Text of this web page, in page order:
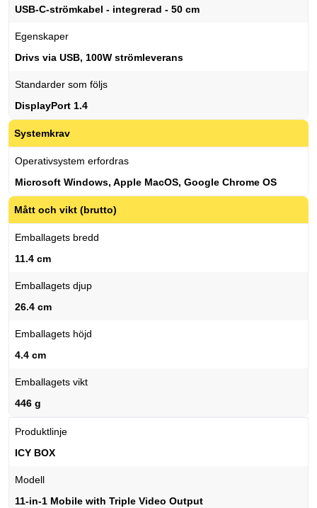
USB-C-strömkabel - integrerad - 50 cm
Egenskaper
Drivs via USB, 100W strömleverans
Standarder som följs
DisplayPort 1.4
Systemkrav
Operativsystem erfordras
Microsoft Windows, Apple MacOS, Google Chrome OS
Mått och vikt (brutto)
Emballagets bredd
11.4 cm
Emballagets djup
26.4 cm
Emballagets höjd
4.4 cm
Emballagets vikt
446 g
Produktlinje
ICY BOX
Modell
11-in-1 Mobile with Triple Video Output